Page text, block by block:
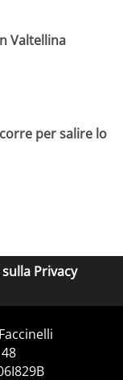
Valtellina
per salire lo
Privacy